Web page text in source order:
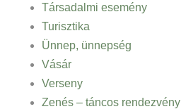
Társadalmi esemény
Turisztika
Ünnep, ünnepség
Vásár
Verseny
Zenés – táncos rendezvény